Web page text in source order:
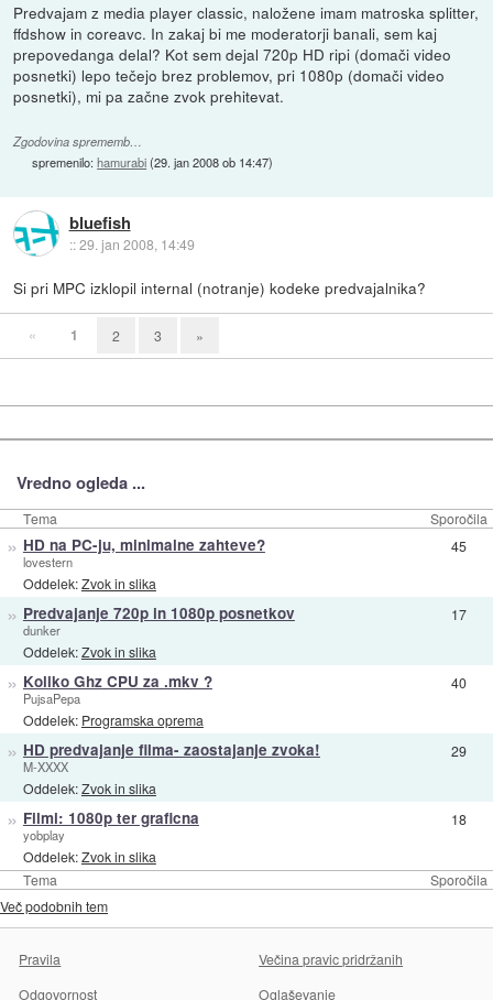
Predvajam z media player classic, naložene imam matroska splitter,
ffdshow in coreavc. In zakaj bi me moderatorji banali, sem kaj
prepovedanga delal? Kot sem dejal 720p HD ripi (domači video
posnetki) lepo tečejo brez problemov, pri 1080p (domači video
posnetki), mi pa začne zvok prehitevat.
Zgodovina sprememb…
spremenilo:hamurabi(29. jan 2008 ob 14:47)
bluefish
::29. jan 2008, 14:49
Si pri MPC izklopil internal (notranje) kodeke predvajalnika?
« 1 2 3 »
Vredno ogleda ...
Tema Sporočila
Tema Sporočila
» HD na PC-ju, minimalne zahteve?
lovestern
Oddelek:Zvok in slika
45
» Predvajanje 720p in 1080p posnetkov
dunker
Oddelek:Zvok in slika
17
» Koliko Ghz CPU za .mkv ?
PujsaPepa
Oddelek: Programska oprema
40
» HD predvajanje filma- zaostajanje zvoka!
M-XXXX
Oddelek:Zvok in slika
29
» Filmi: 1080p ter graficna
yobplay
Oddelek:Zvok in slika
18
Več podobnih tem
Pravila
Večina pravic pridržanih
Odgovornost
Oglaševanje